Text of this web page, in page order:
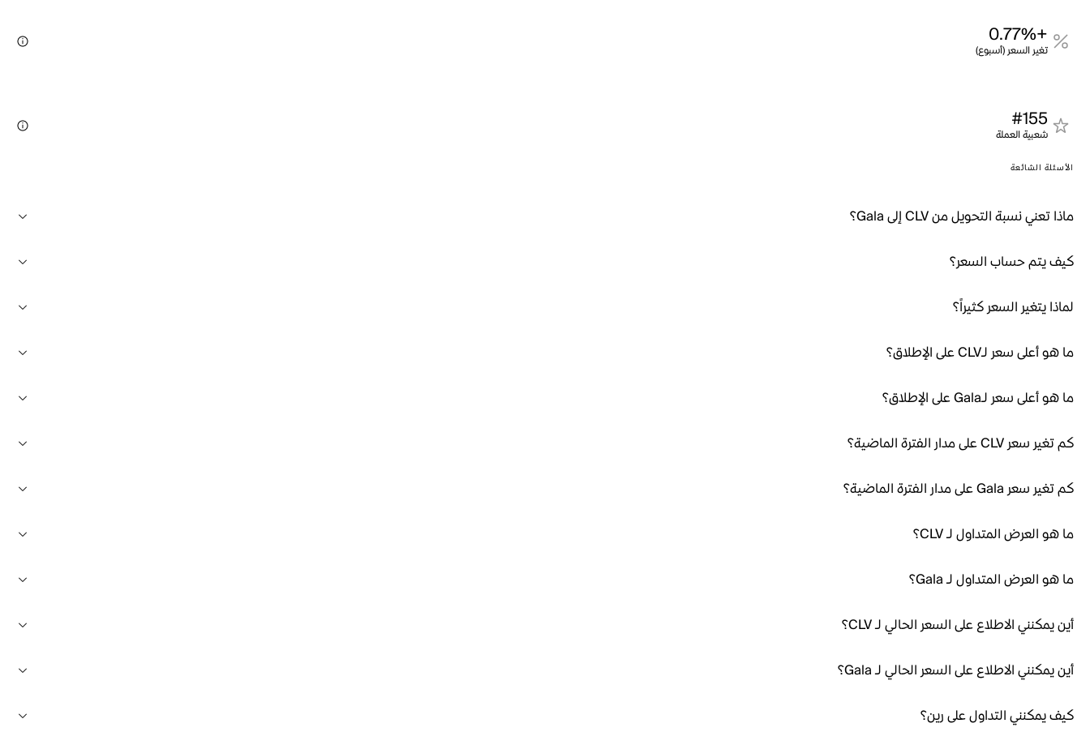
+0.77%
تغير السعر (أسبوع)
#155
شعبية العملة
الأسئلة الشائعة
ماذا تعني نسبة التحويل من CLV إلى Gala؟
كيف يتم حساب السعر؟
لماذا يتغير السعر كثيراً؟
ما هو أعلى سعر لـCLV على الإطلاق؟
ما هو أعلى سعر لـGala على الإطلاق؟
كم تغير سعر CLV على مدار الفترة الماضية؟
كم تغير سعر Gala على مدار الفترة الماضية؟
ما هو العرض المتداول لـ CLV؟
ما هو العرض المتداول لـ Gala؟
أين يمكنني الاطلاع على السعر الحالي لـ CLV؟
أين يمكنني الاطلاع على السعر الحالي لـ Gala؟
كيف يمكنني التداول على رين؟